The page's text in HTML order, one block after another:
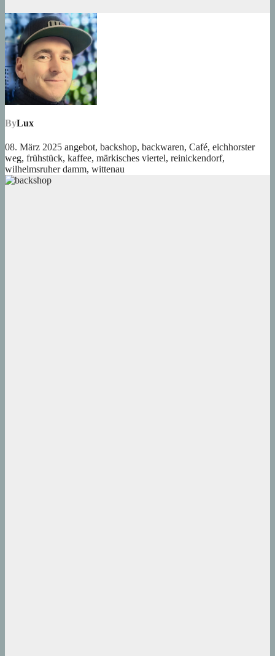
ByLux
08. März 2025 angebot, backshop, backwaren, Café, eichhorster
weg, frühstück, kaffee, märkisches viertel, reinickendorf,
wilhelmsruher damm, wittenau